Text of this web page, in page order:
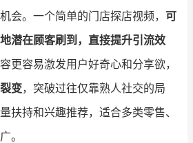
会。一个简单的门店探店视频， 可
潜在顾客刷到，直接提升引流效
更容易激发用户好奇心和分享欲，
变，突破过往仅靠熟人社交的局
扶持和兴趣推荐，适合多类零售、
。